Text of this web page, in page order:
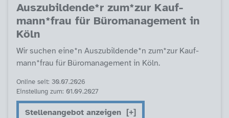
Aus­zu­bil­den­de*r zum*zur Kauf­
mann*frau für Büro­ma­na­ge­ment in
Köln
Wir su­chen ei­ne*n Aus­zu­bil­den­de*n zum*zur Kauf­
mann*frau für Büro­ma­na­ge­ment in Köln.
Online seit: 30.07.2026
Einstellung zum: 01.09.2027
Stellenangebot anzeigen